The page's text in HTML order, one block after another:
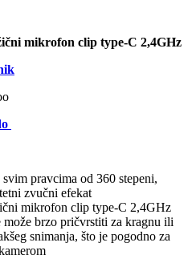
mikrofon clip type-C 2,4GHz
pravcima od 360 stepeni,
zvučni efekat
mikrofon clip type-C 2,4GHz
može brzo pričvrstiti za kragnu ili
snimanja, što je pogodno za